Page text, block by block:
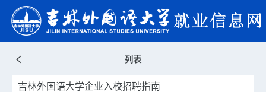
列表
吉林外国语大学企业入校招聘指南